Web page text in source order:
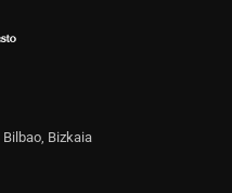
Bizkaia